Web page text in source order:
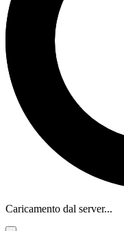
Caricamento dal server...